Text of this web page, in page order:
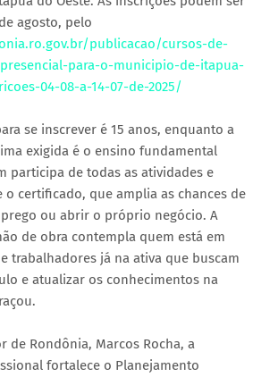
agosto, pelo
publicacao/cursos-de-
para-o-municipio-de-itapua-
04-08-a-14-07-de-2025/
se inscrever é 15 anos, enquanto a
exigida é o ensino fundamental
participa de todas as atividades e
o certificado, que amplia as chances de
ou abrir o próprio negócio. A
de obra contempla quem está em
trabalhadores já na ativa que buscam
e atualizar os conhecimentos na
de Rondônia, Marcos Rocha, a
fortalece o Planejamento